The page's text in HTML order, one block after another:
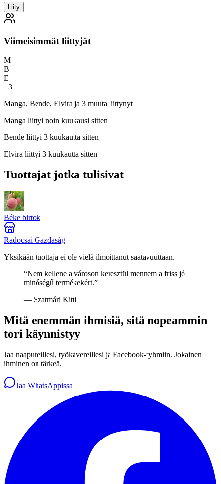
Liity
Viimeisimmät liittyjät
M
B
E
+3
Manga, Bende, Elvira ja 3 muuta liittynyt
Manga liittyi noin kuukausi sitten
Bende liittyi 3 kuukautta sitten
Elvira liittyi 3 kuukautta sitten
Tuottajat jotka tulisivat
Béke birtok
Radocsai Gazdaság
Yksikään tuottaja ei ole vielä ilmoittanut saatavuuttaan.
“Nem kellene a városon keresztül mennem a friss jó
minőségű termékekért.”
— Szatmári Kitti
Mitä enemmän ihmisiä, sitä nopeammin
tori käynnistyy
Jaa naapureillesi, työkavereillesi ja Facebook-ryhmiin. Jokainen
ihminen on tärkeä.
Jaa WhatsAppissa